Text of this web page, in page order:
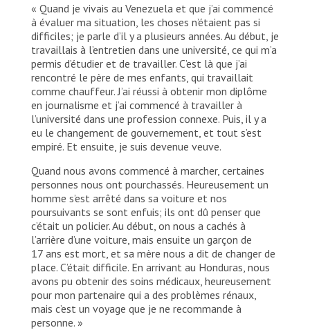
MSF/Laura Aceituno
« Quand je vivais au Venezuela et que j’ai commencé
à évaluer ma situation, les choses n’étaient pas si
difficiles; je parle d’il y a plusieurs années. Au début, je
travaillais à l’entretien dans une université, ce qui m’a
permis d’étudier et de travailler. C’est là que j’ai
rencontré le père de mes enfants, qui travaillait
comme chauffeur. J’ai réussi à obtenir mon diplôme
en journalisme et j’ai commencé à travailler à
l’université dans une profession connexe. Puis, il y a
eu le changement de gouvernement, et tout s’est
empiré. Et ensuite, je suis devenue veuve.
Quand nous avons commencé à marcher, certaines
personnes nous ont pourchassés. Heureusement un
homme s’est arrêté dans sa voiture et nos
poursuivants se sont enfuis; ils ont dû penser que
c’était un policier. Au début, on nous a cachés à
l’arrière d’une voiture, mais ensuite un garçon de
17 ans est mort, et sa mère nous a dit de changer de
place. C’était difficile. En arrivant au Honduras, nous
avons pu obtenir des soins médicaux, heureusement
pour mon partenaire qui a des problèmes rénaux,
mais c’est un voyage que je ne recommande à
personne. »